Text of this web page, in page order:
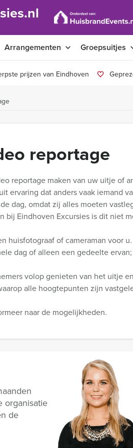
Arrangementen Groepsuitjes
prijzen van Eindhoven
reportage
reportage maken van uw uitje of
ervaring dat anders vaak iemand
dag, omdat zij alles moeten
bij Eindhoven Excursies is dit niet
huisfotograaf of cameraman voor
dag of alleen een gedeelte
volop genieten van het uitje
alle hoogtepunten zijn
naar de mogelijkheden.
organisatie
de